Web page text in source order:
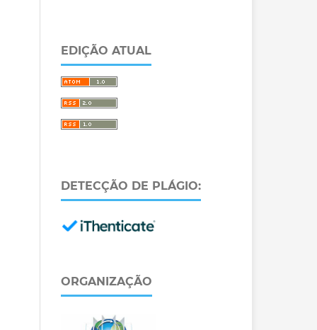
EDIÇÃO ATUAL
DETECÇÃO DE PLÁGIO:
ORGANIZAÇÃO